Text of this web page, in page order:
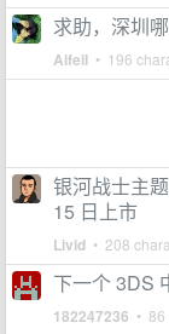
求助，深圳
AifeiI • 196
银河战士主
15 日上市
Livid • 208
下一个 3DS
182247236 •